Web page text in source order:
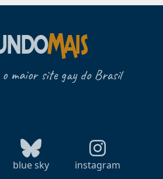
maior site gay do Brasil
blue sky instagram